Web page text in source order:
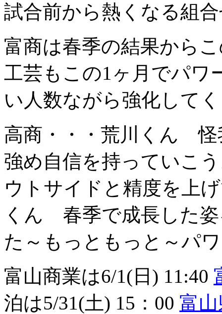
試合前から熱くなる組
富商は春季の結果から
工芸もこの1ヶ月でパワ
い人数ながら強化して
高商・・・荒川くん 怪
強め自信を持っていこ
ウトサイドと精度を上
くん 春季で成長した
た～もっともっと～パ
富山商業は6/1(日) 11:40
泊は5/31(土) 15：00 富